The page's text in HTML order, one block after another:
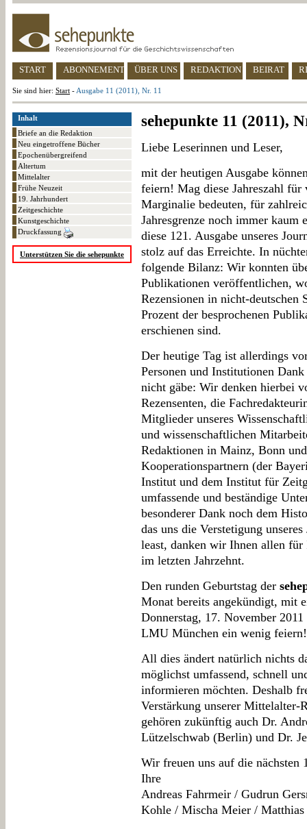
START ABONNEMENT ÜBER UNS REDAKTION BEIRAT
Sie sind hier: Start - Ausgabe 11 (2011), Nr. 11
Inhalt
Briefe an die Redaktion
Neu eingetroffene Bücher
Epochenübergreifend
Altertum
Mittelalter
Frühe Neuzeit
19. Jahrhundert
Zeitgeschichte
Kunstgeschichte
Druckfassung
Unterstützen Sie die sehepunkte
sehepunkte 11 (2011),
Liebe Leserinnen und Leser,
mit der heutigen Ausgabe
feiern! Mag diese Jahreszahl für
Marginalie bedeuten, für
Jahresgrenze noch immer kaum
diese 121. Ausgabe unseres
stolz auf das Erreichte. In
folgende Bilanz: Wir konnten
Publikationen veröffentlichen,
Rezensionen in nicht-deutschen
Prozent der besprochenen
erschienen sind.
Der heutige Tag ist allerdings
Personen und Institutionen
nicht gäbe: Wir denken hierbei
Rezensenten, die
Mitglieder unseres
und wissenschaftlichen
Redaktionen in Mainz, Bonn
Kooperationspartnern (der
Institut und dem Institut für
umfassende und beständige
besonderer Dank noch dem
das uns die Verstetigung
least, danken wir Ihnen allen für
im letzten Jahrzehnt.
Den runden Geburtstag der
Monat bereits angekündigt, mit
Donnerstag, 17. November
LMU München ein wenig
All dies ändert natürlich nichts
möglichst umfassend, schnell
informieren möchten. Deshalb
Verstärkung unserer Mittelalter-
gehören zukünftig auch Dr.
Lützelschwab (Berlin) und Dr.
Wir freuen uns auf die nächsten
Ihre
Andreas Fahrmeir / Gudrun
Kohle / Mischa Meier /